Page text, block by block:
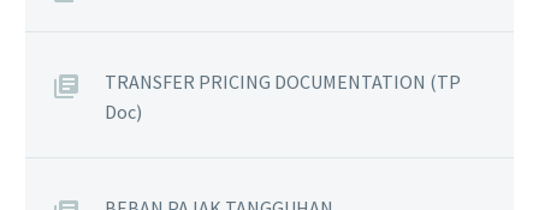
TRANSFER PRICING DOCUMENTATION (TP
Doc)